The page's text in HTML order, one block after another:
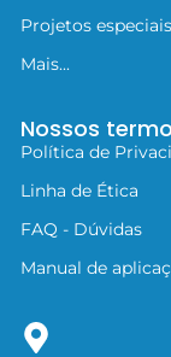
Projetos especiais
Mais...
Nossos
Política de
Linha de Ética
FAQ - Dúvidas
Manual de